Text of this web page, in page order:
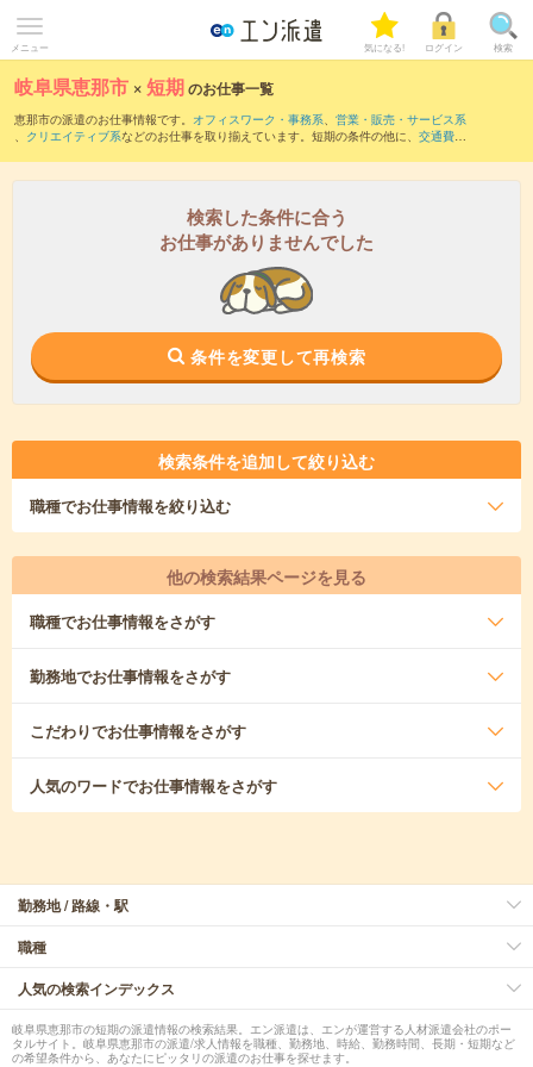
メニュー 気になる! ログイン 検索
岐阜県恵那市 ×短期のお仕事一覧
恵那市の派遣のお仕事情報です。 オフィスワーク・事務系、 営業・販売・サービス系
、 クリエイティブ系などのお仕事を取り揃えています。短期の条件の他に、 交通費別
検索した条件に合う
お仕事がありませんでした
条件を変更して再検索
検索条件を追加して絞り込む
職種でお仕事情報を絞り込む
他の検索結果ページを見る
職種でお仕事情報をさがす
勤務地でお仕事情報をさがす
こだわりでお仕事情報をさがす
人気のワードでお仕事情報をさがす
勤務地 / 路線・駅
職種
人気の検索インデックス
岐阜県恵那市の短期の派遣情報の検索結果。エン派遣は、エンが運営する人材派遣会社のポー
タルサイト。岐阜県恵那市の派遣/求人情報を職種、勤務地、時給、勤務時間、長期・短期など
の希望条件から、あなたにピッタリの派遣のお仕事を探せます。